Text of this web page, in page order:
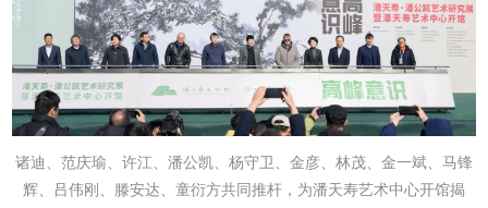
诸迪、范庆瑜、许江、潘公凯、杨守卫、金彦、林茂、金一斌、马锋
辉、吕伟刚、滕安达、童衍方共同推杆，为潘天寿艺术中心开馆揭